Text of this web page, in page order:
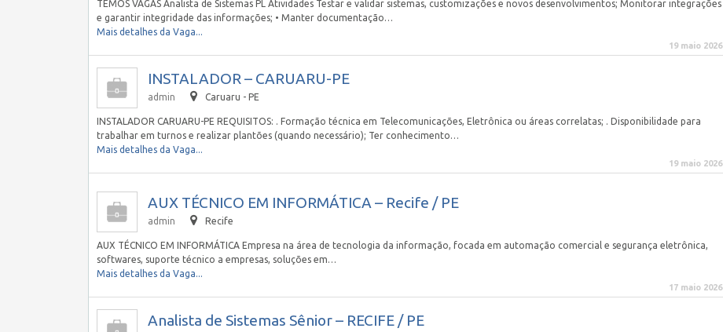
TEMOS VAGAS Analista de Sistemas PL Atividades Testar e validar sistemas, customizações e novos desenvolvimentos; Monitorar integrações
e garantir integridade das informações; • Manter documentação…
Mais detalhes da Vaga...
19 maio 2026
INSTALADOR – CARUARU-PE
admin Caruaru - PE
INSTALADOR CARUARU-PE REQUISITOS: . Formação técnica em Telecomunicações, Eletrônica ou áreas correlatas; . Disponibilidade para
trabalhar em turnos e realizar plantões (quando necessário); Ter conhecimento…
Mais detalhes da Vaga...
19 maio 2026
AUX TÉCNICO EM INFORMÁTICA – Recife / PE
admin Recife
AUX TÉCNICO EM INFORMÁTICA Empresa na área de tecnologia da informação, focada em automação comercial e segurança eletrônica,
softwares, suporte técnico a empresas, soluções em…
Mais detalhes da Vaga...
17 maio 2026
Analista de Sistemas Sênior – RECIFE / PE